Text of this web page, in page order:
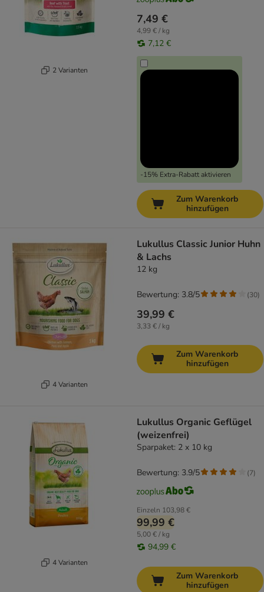
2 Varianten
7,49 €
4,99 € / kg
7,12 €
-15% Extra-Rabatt aktivieren
Zum Warenkorb
hinzufügen
4 Varianten
Lukullus Classic Junior Huhn
& Lachs
12 kg
39,99 €
3,33 € / kg
Bewertung: 3.8/5 (30)
Zum Warenkorb
hinzufügen
4 Varianten
Lukullus Organic Geflügel
(weizenfrei)
Sparpaket: 2 x 10 kg
Einzeln 103,98 €
99,99 €
5,00 € / kg
94,99 €
Bewertung: 3.9/5 (7)
Zum Warenkorb
hinzufügen